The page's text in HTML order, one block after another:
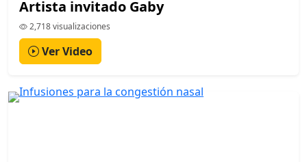
Artista invitado Gaby
2,718 visualizaciones
Ver Video